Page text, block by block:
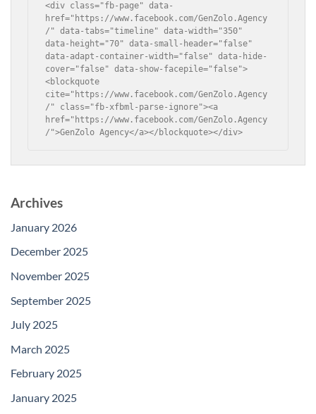
<div class="fb-page" data-
href="https://www.facebook.com/GenZolo.Agency
/" data-tabs="timeline" data-width="350"
data-height="70" data-small-header="false"
data-adapt-container-width="false" data-hide-
cover="false" data-show-facepile="false">
<blockquote
cite="https://www.facebook.com/GenZolo.Agency
/" class="fb-xfbml-parse-ignore"><a
href="https://www.facebook.com/GenZolo.Agency
/">GenZolo Agency</a></blockquote></div>
Archives
January 2026
December 2025
November 2025
September 2025
July 2025
March 2025
February 2025
January 2025